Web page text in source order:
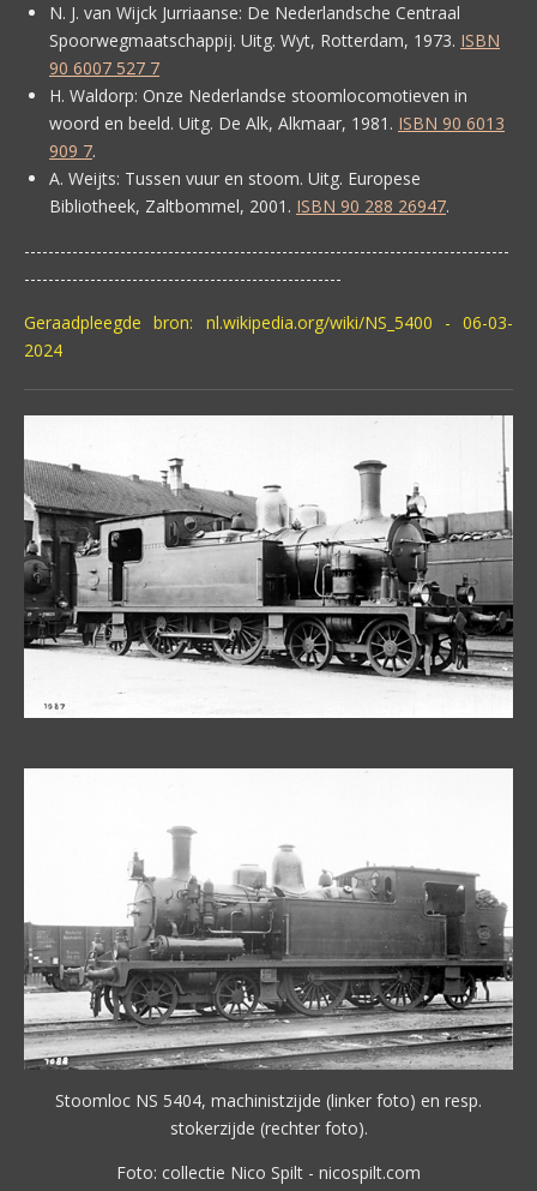
N. J. van Wijck Jurriaanse: De Nederlandsche Centraal
Spoorwegmaatschappij. Uitg. Wyt, Rotterdam, 1973. ISBN
90 6007 527 7
H. Waldorp: Onze Nederlandse stoomlocomotieven in
woord en beeld. Uitg. De Alk, Alkmaar, 1981. ISBN 90 6013
909 7.
A. Weijts: Tussen vuur en stoom. Uitg. Europese
Bibliotheek, Zaltbommel, 2001. ISBN 90 288 26947.
---------------------------------------------------------------------------------
-----------------------------------------------------
Geraadpleegde bron: nl.wikipedia.org/wiki/NS_5400 - 06-03-
2024
Stoomloc NS 5404, machinistzijde (linker foto) en resp.
stokerzijde (rechter foto).
Foto: collectie Nico Spilt - nicospilt.com